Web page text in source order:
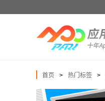
首页 > 热门标签 >